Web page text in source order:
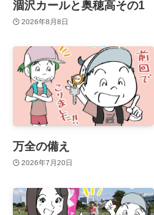
涸沢カールと奥穂高その1
2026年8月8日
万全の備え
2026年7月20日